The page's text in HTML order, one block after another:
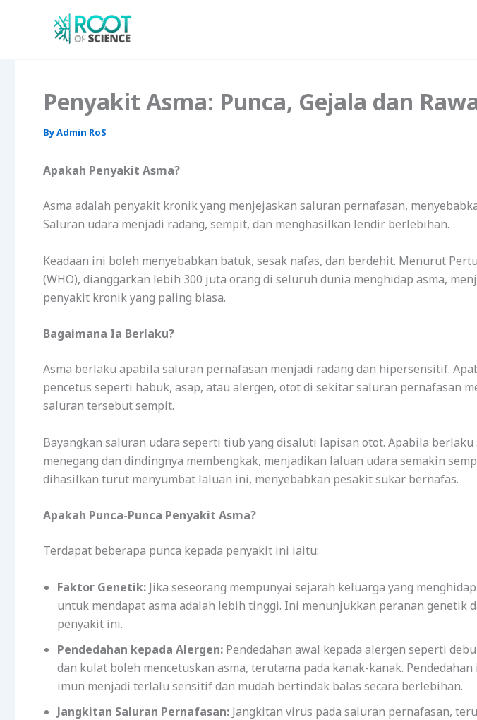
Penyakit Asma: Punca, Gejala dan
ByAdmin RoS
Apakah Penyakit Asma?
Asma adalah penyakit kronik yang menjejaskan saluran pernafasan,
Saluran udara menjadi radang, sempit, dan menghasilkan lendir berlebihan.
Keadaan ini boleh menyebabkan batuk, sesak nafas, dan berdehit. Menurut
(WHO), dianggarkan lebih 300 juta orang di seluruh dunia menghidap asma,
penyakit kronik yang paling biasa.
Bagaimana Ia Berlaku?
Asma berlaku apabila saluran pernafasan menjadi radang dan hipersensitif.
pencetus seperti habuk, asap, atau alergen, otot di sekitar saluran pernafasan
saluran tersebut sempit.
Bayangkan saluran udara seperti tiub yang disaluti lapisan otot. Apabila berlaku
menegang dan dindingnya membengkak, menjadikan laluan udara semakin
dihasilkan turut menyumbat laluan ini, menyebabkan pesakit sukar bernafas.
Apakah Punca-Punca Penyakit Asma?
Terdapat beberapa punca kepada penyakit ini iaitu:
Faktor Genetik: Jika seseorang mempunyai sejarah keluarga yang
untuk mendapat asma adalah lebih tinggi. Ini menunjukkan peranan genetik
penyakit ini.
Pendedahan kepada Alergen: Pendedahan awal kepada alergen seperti
dan kulat boleh mencetuskan asma, terutama pada kanak-kanak.
imun menjadi terlalu sensitif dan mudah bertindak balas secara berlebihan.
Jangkitan Saluran Pernafasan: Jangkitan virus pada saluran pernafasan,